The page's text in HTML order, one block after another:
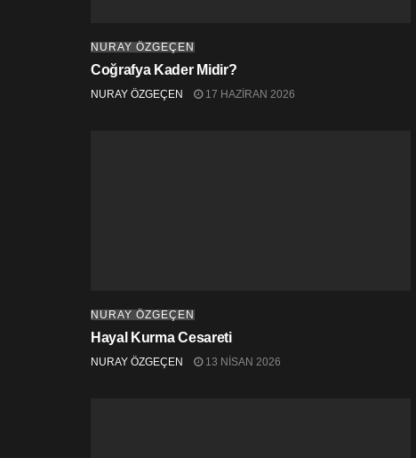
NURAY ÖZGEÇEN
Coğrafya Kader Midir?
NURAY ÖZGEÇEN 17 HAZIRAN 2026
NURAY ÖZGEÇEN
Hayal Kurma Cesareti
NURAY ÖZGEÇEN 13 NISAN 2026